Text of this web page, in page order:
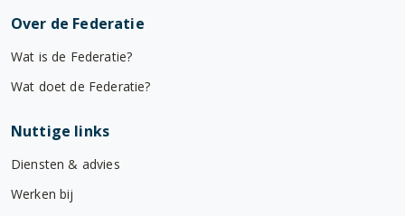
Over de Federatie
Wat is de Federatie?
Wat doet de Federatie?
Nuttige links
Diensten & advies
Werken bij